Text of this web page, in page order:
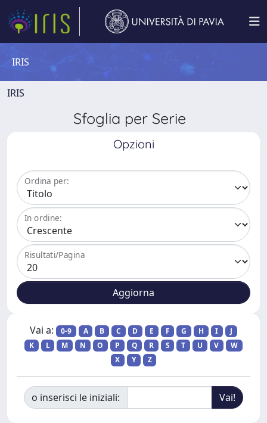
IRIS
IRIS
Sfoglia per Serie
Opzioni
Ordina per:
In ordine:
Risultati/Pagina
Vai a: 0-9 A B C D E F G H I
J
K
L M N O P Q R S T U V
W
X
Y Z
o inserisci le iniziali: